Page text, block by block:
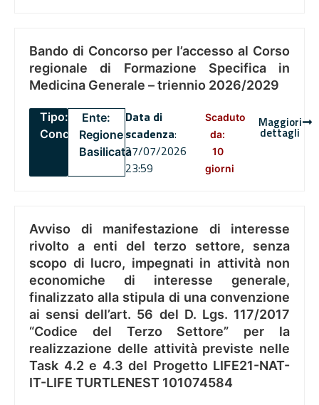
Bando di Concorso per l’accesso al Corso
regionale di Formazione Specifica in
Medicina Generale – triennio 2026/2029
Tipo:
Concorsi
Ente:
Regione
Basilicata
Data di
scadenza:
27/07/2026
23:59
Scaduto
da:
10
giorni
Maggiori
dettagli
Avviso di manifestazione di interesse
rivolto a enti del terzo settore, senza
scopo di lucro, impegnati in attività non
economiche di interesse generale,
finalizzato alla stipula di una convenzione
ai sensi dell’art. 56 del D. Lgs. 117/2017
“Codice del Terzo Settore” per la
realizzazione delle attività previste nelle
Task 4.2 e 4.3 del Progetto LIFE21-NAT-
IT-LIFE TURTLENEST 101074584